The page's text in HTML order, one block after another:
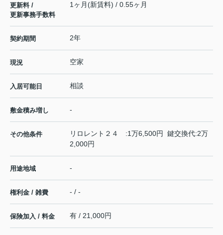
更新料 /
更新事務手数料
1ヶ月(新賃料) / 0.55ヶ月
契約期間 2年
現況 空家
入居可能日 相談
敷金積み増し -
その他条件
リロレント２４ :1万6,500円 鍵交換代:2万
2,000円
用途地域 -
権利金 / 雑費 - / -
保険加入 / 料金 有 / 21,000円